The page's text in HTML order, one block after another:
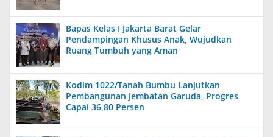
Bapas Kelas I Jakarta Barat Gelar
Pendampingan Khusus Anak, Wujudkan
Ruang Tumbuh yang Aman
Kodim 1022/Tanah Bumbu Lanjutkan
Pembangunan Jembatan Garuda, Progres
Capai 36,80 Persen